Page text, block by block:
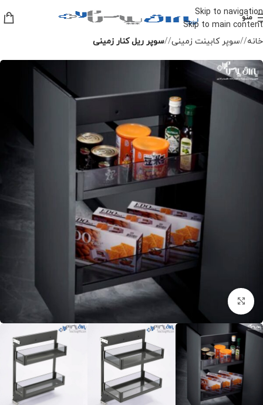
Skip to navigation
Skip to main content
منو
خانه/ سوپر کابینت زمینی/ سوپر ریل کنار زمینی
-10%
برای بزرگنمایی کلیک کنید